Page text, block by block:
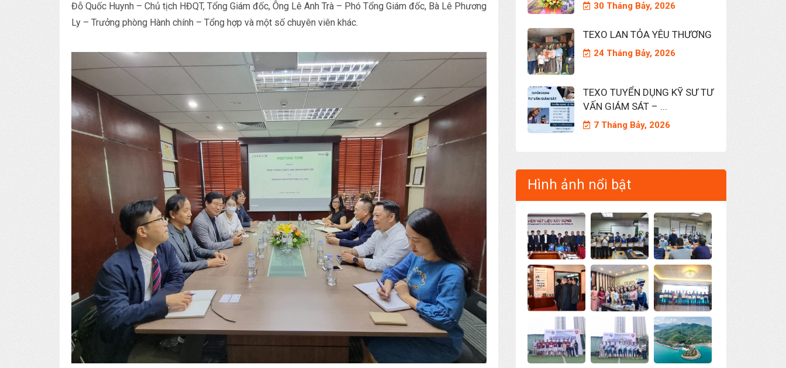
Đỗ Quốc Huynh – Chủ tịch HĐQT, Tổng Giám đốc, Ông Lê Anh Trà – Phó Tổng Giám đốc, Bà Lê Phương
Ly – Trưởng phòng Hành chính – Tổng hợp và một số chuyên viên khác.
30 Tháng Bảy, 2026
TEXO LAN TỎA YÊU THƯƠNG
24 Tháng Bảy, 2026
TEXO TUYỂN DỤNG KỸ SƯ TƯ
VẤN GIÁM SÁT – ...
7 Tháng Bảy, 2026
Hình ảnh nổi bật